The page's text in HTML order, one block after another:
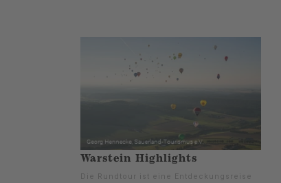
Warstein Highlights
Die Rundtour ist eine Entdeckungsreise